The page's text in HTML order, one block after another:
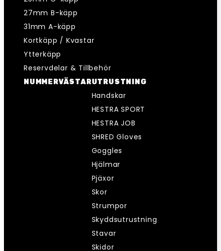
27mm B-käpp
31mm A-käpp
Kortkäpp / Kvastar
Ytterkäpp
Reservdelar & Tillbehör
NUMMERVÄSTARUTRUSTNING
Handskar
HESTRA SPORT
HESTRA JOB
SHRED Gloves
Goggles
Hjälmar
Pjäxor
Skor
Strumpor
Skyddsutrustning
Stavar
Skidor